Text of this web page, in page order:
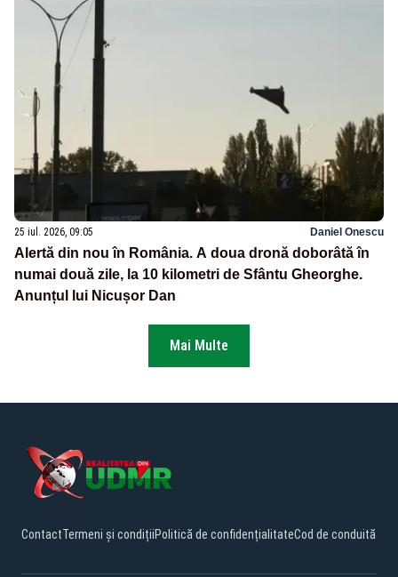
25 iul. 2026, 09:05 Daniel Onescu
Alertă din nou în România. A doua dronă doborâtă în
numai două zile, la 10 kilometri de Sfântu Gheorghe.
Anunțul lui Nicușor Dan
Mai Multe
ContactTermeni și condițiiPolitică de confidențialitateCod de conduită